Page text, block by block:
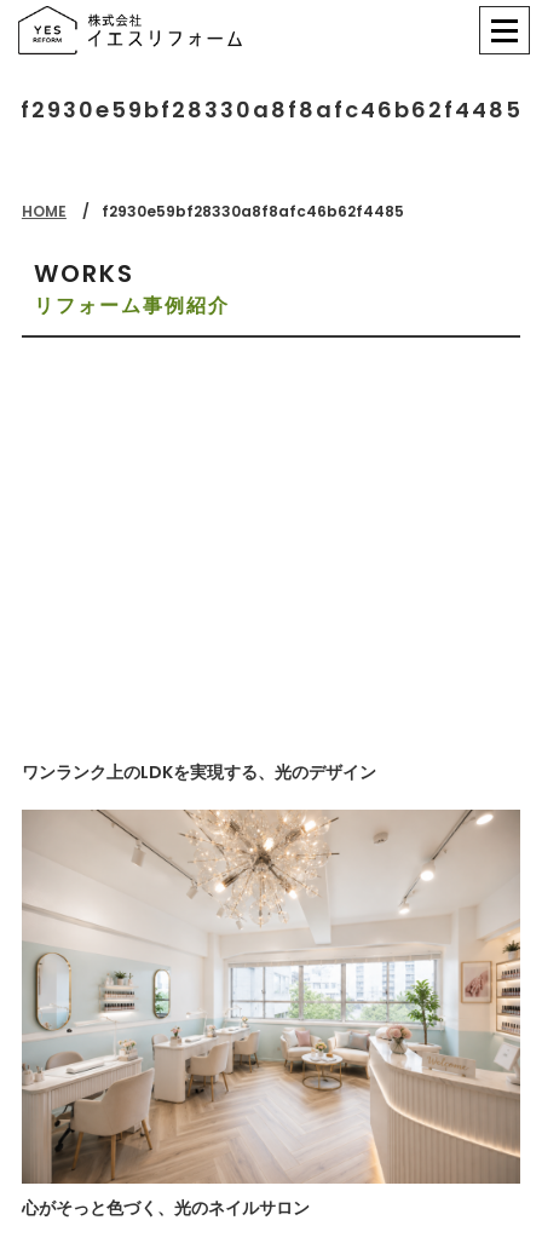
f2930e59bf28330a8f8afc46b62f4485
HOME f2930e59bf28330a8f8afc46b62f4485
WORKS
リフォーム事例紹介
ワンランク上のLDKを実現する、光のデザイン
心がそっと色づく、光のネイルサロン